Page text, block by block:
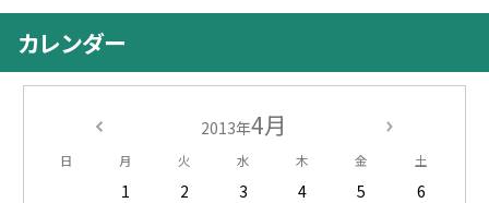
カレンダー
2013年4月
日 月 火 水 木 金 土
1 2 3 4 5
6